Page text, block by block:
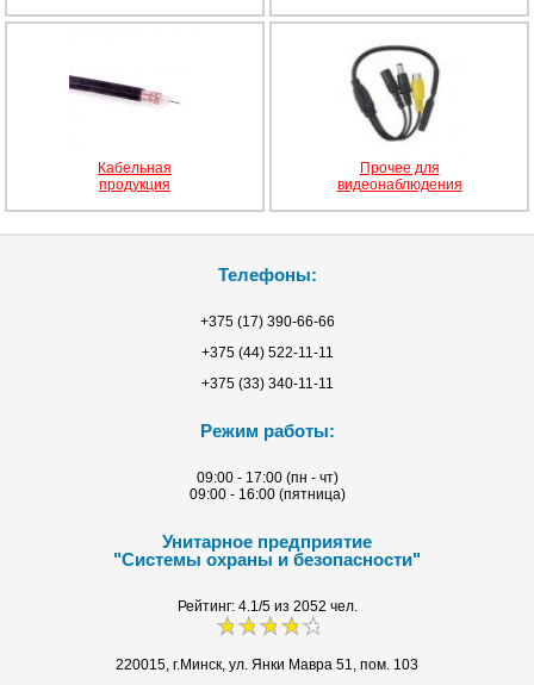
Кабельная
продукция
Прочее для
видеонаблюдения
Телефоны:
+375 (17) 390-66-66
+375 (44) 522-11-11
+375 (33) 340-11-11
Режим работы:
09:00 - 17:00 (пн - чт)
09:00 - 16:00 (пятница)
Унитарное предприятие
"Системы охраны и безопасности"
Рейтинг:4.1/5 из 2052 чел.
220015, г.Минск, ул. Янки Мавра 51, пом. 103